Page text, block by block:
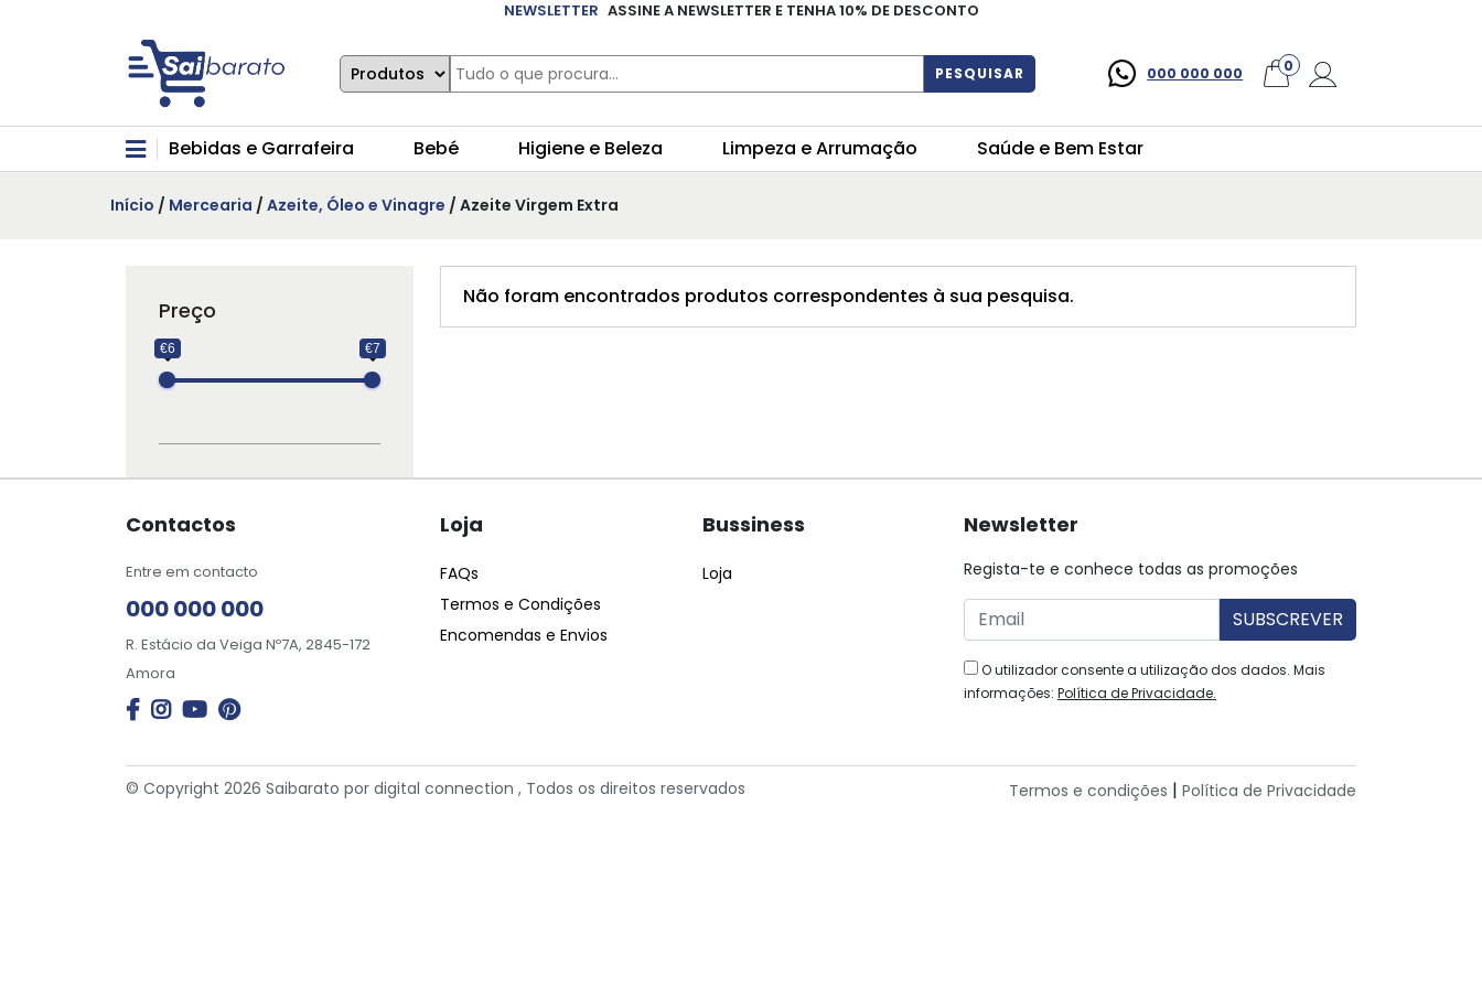
NEWSLETTER ASSINE A NEWSLETTER E TENHA 10% DE DESCONTO
PESQUISAR 000 000 000 0
Bebidas e Garrafeira Bebé Higiene e Beleza Limpeza e Arrumação Saúde e Bem Estar
Início / Mercearia / Azeite, Óleo e Vinagre / Azeite Virgem Extra
Preço
€6 €7
Não foram encontrados produtos correspondentes à sua pesquisa.
Contactos
Entre em contacto
000 000 000
R. Estácio da Veiga Nº7A, 2845-172
Amora
Loja
FAQs
Termos e Condições
Encomendas e Envios
Bussiness
Loja
Newsletter
Regista-te e conhece todas as promoções
O utilizador consente a utilização dos dados. Mais
informações: Política de Privacidade.
© Copyright 2026 Saibarato por digital connection , Todos os direitos reservados Termos e condições | Política de Privacidade